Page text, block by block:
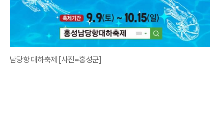
남당항 대하축제 [사진=홍성군]